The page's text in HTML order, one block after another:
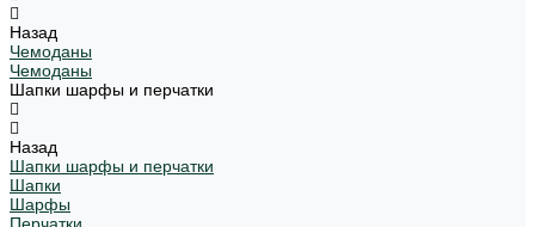
Назад
Чемоданы
Чемоданы
Шапки шарфы и перчатки
Назад
Шапки шарфы и перчатки
Шапки
Шарфы